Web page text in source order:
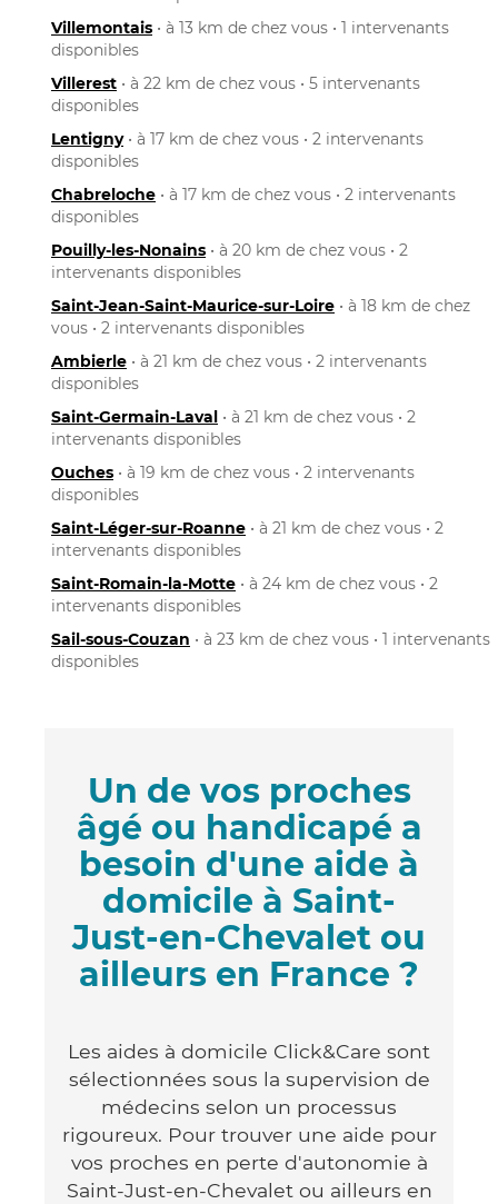
Villemontais • à 13 km de chez vous • 1 intervenants
disponibles
Villerest • à 22 km de chez vous • 5 intervenants
disponibles
Lentigny• à 17 km de chez vous • 2 intervenants
disponibles
Chabreloche • à 17 km de chez vous • 2 intervenants
disponibles
Pouilly-les-Nonains • à 20 km de chez vous • 2
intervenants disponibles
Saint-Jean-Saint-Maurice-sur-Loire • à 18 km de chez
vous • 2 intervenants disponibles
Ambierle • à 21 km de chez vous • 2 intervenants
disponibles
Saint-Germain-Laval • à 21 km de chez vous • 2
intervenants disponibles
Ouches • à 19 km de chez vous • 2 intervenants
disponibles
Saint-Léger-sur-Roanne • à 21 km de chez vous • 2
intervenants disponibles
Saint-Romain-la-Motte • à 24 km de chez vous • 2
intervenants disponibles
Sail-sous-Couzan • à 23 km de chez vous • 1 intervenants
disponibles
Un de vos proches
âgé ou handicapé a
besoin d'une aide à
domicile à Saint-
Just-en-Chevalet ou
ailleurs en France ?
Les aides à domicile Click&Care sont
sélectionnées sous la supervision de
médecins selon un processus
rigoureux. Pour trouver une aide pour
vos proches en perte d'autonomie à
Saint-Just-en-Chevalet ou ailleurs en